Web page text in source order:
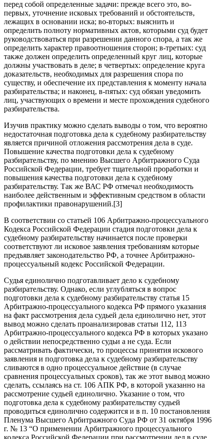
перед собой определенные задачи: прежде всего это, во-
первых, уточнение исковых требований и обстоятельств,
лежащих в основании иска; во-вторых: выяснить и
определить полноту нормативных актов, которыми суд будет
руководствоваться при разрешении данного спора, а так же
определить характер правоотношения сторон; в-третьих: суд
также должен определить определенный круг лиц, которые
должны участвовать в деле; в четвертых: определение круга
доказательств, необходимых для разрешения спора по
существу, и обеспечение их представления к моменту начала
разбирательства; и наконец, в-пятых: суд обязан уведомить
лиц, участвующих о времени и месте прохождения судебного
разбирательства.
Изучив практику можно сделать выводы о том, что вероятно
недостаточная подготовка дела к судебному разбирательству
является причиной отложения рассмотрения дела в суде.
Повышение качества подготовки дела к судебному
разбирательству, по мнению Высшего Арбитражного Суда
Российской Федерации, требует тщательной проработки и
повышения качества подготовки дела к судебному
разбирательству. Так же ВАС РФ отмечал необходимость
наиболее действенным и эффективным средством в области
профилактики правонарушений.[3]
В соответствии со статьей 106 Арбитражно-процессуального
Кодекса Российской Федерации стадия подготовки дела к
судебному разбирательству начинается после проверки
соответствуют ли исковое заявления требованиям которые
предъявляет законодательство РФ, а точнее Арбитражно-
процессуальный кодекс Российской Федерации.
Судья единолично подготавливает дело к судебному
разбирательству. Однако, если углубляться в вопрос
подготовки дела к судебному разбирательству статья 15
Арбитражно-процессуального кодекса РФ прямого указания
на факт рассмотрения дела судьей дела единолично нет, этот
вывод можно сделать проанализировав статьи 112, 113
Арбитражно-процессуального кодекса РФ в которых указано
о действии непосредственно судьи а не суда. Если
рассматривать фактически, то процессы принятия искового
заявления и подготовка дела к судебному разбирательству
сливаются в одно процессуальное действие (в случае
сравнения процессуальных сроков), так же этот вывод можно
сделать, ссылаясь на ст. 106 АПК РФ, в которой указанно на
рассмотрение судьей единолично. Указание о том, что
подготовка дела к судебному разбирательству судьей
проводиться единолично содержится и в п. 10 по­становления
Пленума Высшего Арбитражного Суда РФ от 31 октября 1996
г. № 13 “О применении Арбитражного процессуального
кодекса Российской Федерации при рассмотрении дел в суде